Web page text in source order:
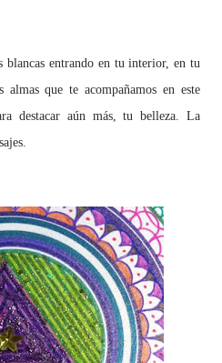
blancas entrando en tu interior, en tu
que te acompañamos en este
destacar aún más, tu belleza. La